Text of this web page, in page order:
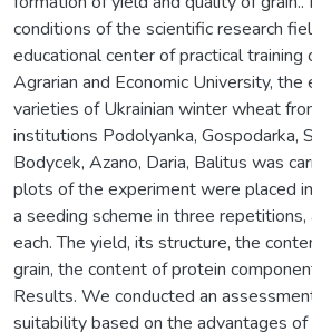
conditions of the scientific research
educational center of practical
Agrarian and Economic University, the
varieties of Ukrainian winter wheat
institutions Podolyanka, Gospodarka,
Bodycek, Azano, Daria, Balitus was
plots of the experiment were placed
a seeding scheme in three
each. The yield, its structure, the
grain, the content of protein
Results. We conducted an
suitability based on the advantages